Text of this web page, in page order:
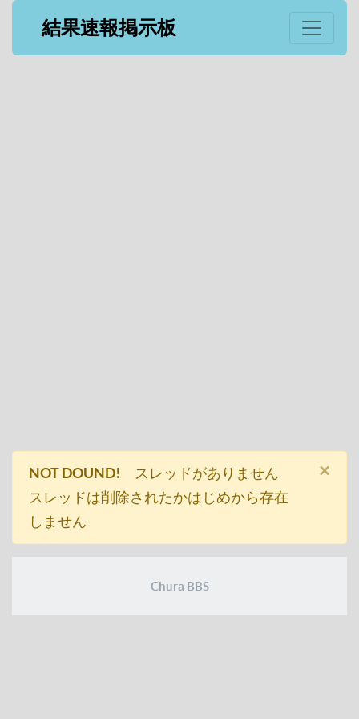
結果速報掲示板
NOT DOUND! スレッドがありません
スレッドは削除されたかはじめから存在
しません
×
Chura BBS